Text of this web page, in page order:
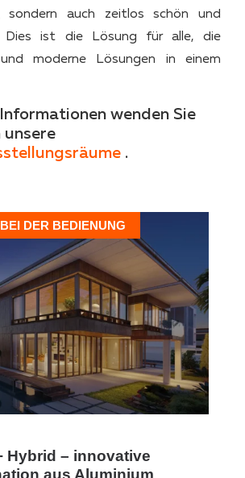
sondern auch zeitlos schön und
Dies ist die Lösung für alle, die
moderne Lösungen in einem
wenden Sie
unsere
.
DER BEDIENUNG
Hybrid – innovative
aus Aluminium